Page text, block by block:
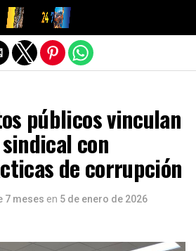
públicos vinculan
con
de corrupción
7 meses en 5 de enero de 2026
de la versión móvil